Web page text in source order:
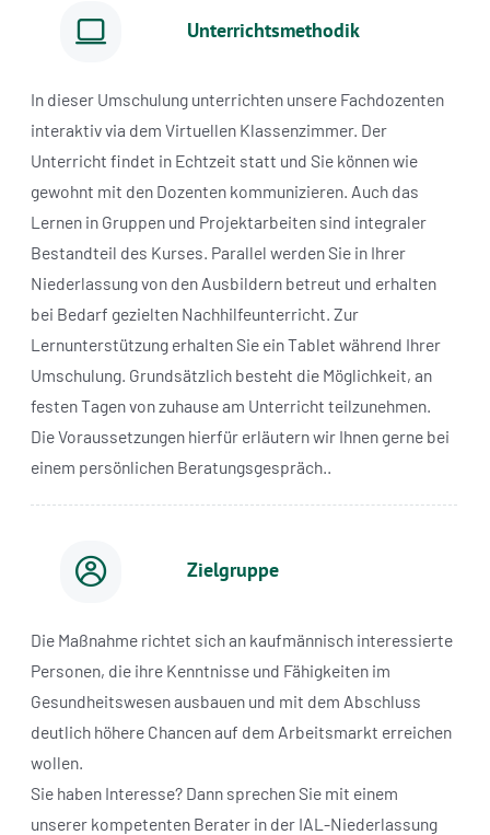
Unterrichtsmethodik
In dieser Umschulung unterrichten unsere Fachdozenten
interaktiv via dem Virtuellen Klassenzimmer. Der
Unterricht findet in Echtzeit statt und Sie können wie
gewohnt mit den Dozenten kommunizieren. Auch das
Lernen in Gruppen und Projektarbeiten sind integraler
Bestandteil des Kurses. Parallel werden Sie in Ihrer
Niederlassung von den Ausbildern betreut und erhalten
bei Bedarf gezielten Nachhilfeunterricht. Zur
Lernunterstützung erhalten Sie ein Tablet während Ihrer
Umschulung. Grundsätzlich besteht die Möglichkeit, an
festen Tagen von zuhause am Unterricht teilzunehmen.
Die Voraussetzungen hierfür erläutern wir Ihnen gerne bei
einem persönlichen Beratungsgespräch..
Zielgruppe
Die Maßnahme richtet sich an kaufmännisch interessierte
Personen, die ihre Kenntnisse und Fähigkeiten im
Gesundheitswesen ausbauen und mit dem Abschluss
deutlich höhere Chancen auf dem Arbeitsmarkt erreichen
wollen.
Sie haben Interesse? Dann sprechen Sie mit einem
unserer kompetenten Berater in der IAL-Niederlassung